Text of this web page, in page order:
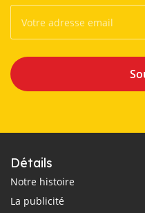
Détails
Notre histoire
La publicité